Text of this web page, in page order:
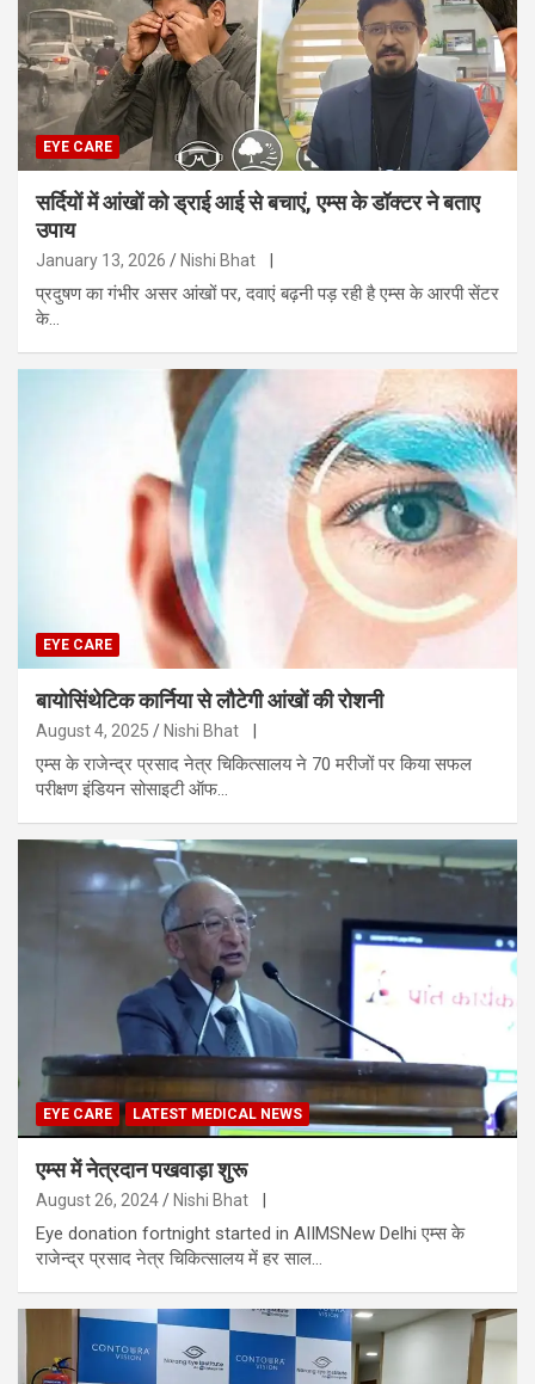
EYE CARE
सर्दियों में आंखों को ड्राई आई से बचाएं, एम्स के डॉक्टर ने बताए
उपाय
January 13, 2026 Nishi Bhat
प्रदुषण का गंभीर असर आंखों पर, दवाएं बढ़नी पड़ रही है एम्स के आरपी सेंटर
के…
EYE CARE
बायोसिंथेटिक कार्निया से लौटेगी आंखों की रोशनी
August 4, 2025 Nishi Bhat |
एम्स के राजेन्द्र प्रसाद नेत्र चिकित्सालय ने 70 मरीजों पर किया सफल
परीक्षण इंडियन सोसाइटी ऑफ…
EYE CARE LATEST MEDICAL NEWS
एम्स में नेत्रदान पखवाड़ा शुरू
August 26, 2024 Nishi Bhat
Eye donation fortnight started in AIIMSNew Delhi एम्स के
राजेन्द्र प्रसाद नेत्र चिकित्सालय में हर साल…